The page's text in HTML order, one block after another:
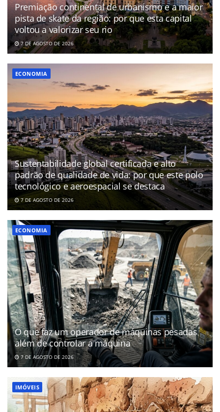
Premiação continental de urbanismo e a maior
pista de skate da região: por que esta capital
voltou a valorizar seu rio
7 DE AGOSTO DE 2026
ECONOMIA
Sustentabilidade global certificada e alto
padrão de qualidade de vida: por que este polo
tecnológico e aeroespacial se destaca
7 DE AGOSTO DE 2026
ECONOMIA
O que faz um operador de máquinas pesadas
além de controlar a máquina
7 DE AGOSTO DE 2026
IMÓVEIS